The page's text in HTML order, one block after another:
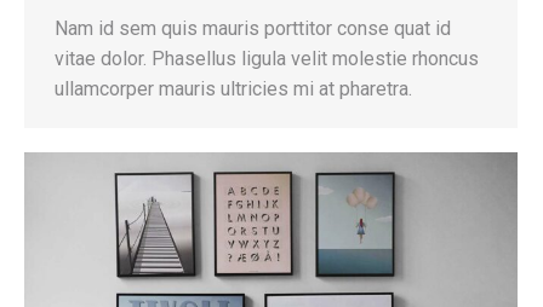
Nam id sem quis mauris porttitor conse quat id
vitae dolor. Phasellus ligula velit molestie rhoncus
ullamcorper mauris ultricies mi at pharetra.